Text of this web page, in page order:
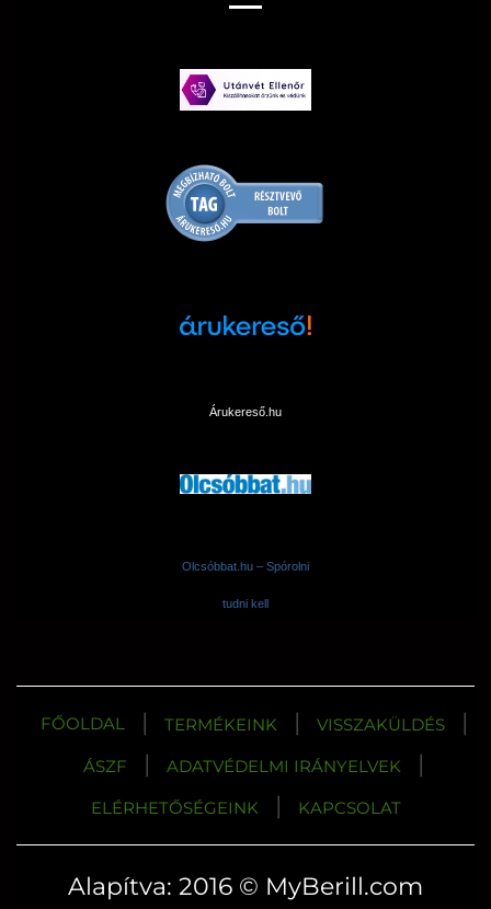
Árukereső.hu
Olcsóbbat.hu – Spórolni
tudni kell
FŐOLDAL | TERMÉKEINK | VISSZAKÜLDÉS |
ÁSZF | ADATVÉDELMI IRÁNYELVEK |
ELÉRHETŐSÉGEINK | KAPCSOLAT
Alapítva: 2016 © MyBerill.com